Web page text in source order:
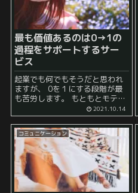
最も価値あるのは0→1の
過程をサポートするサー
ビス
起業でも何でもそうだと思われ
ますが、 0を１にする段階が最
も苦労します。 もともとモテる
人がさらにモテるようになると
いう正のスパイラルが存在する
ようですが、 これまでの人生で
一度もモテたことがないという
人は厳しい戦いを強...
2021.10.14
コミュニケーション